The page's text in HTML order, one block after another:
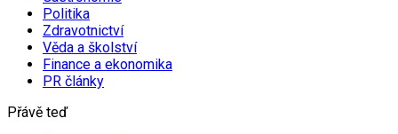
Politika
Zdravotnictví
Věda a školství
Finance a ekonomika
PR články
Přávě teď